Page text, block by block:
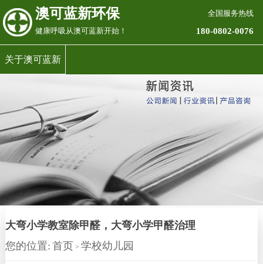
澳可蓝新环保
健康呼吸从澳可蓝新开始！
全国服务热线
180-0802-0076
关于澳可蓝新
大弯小学教室除甲醛，大弯小学甲醛治理
您的位置: 首页 > 学校幼儿园